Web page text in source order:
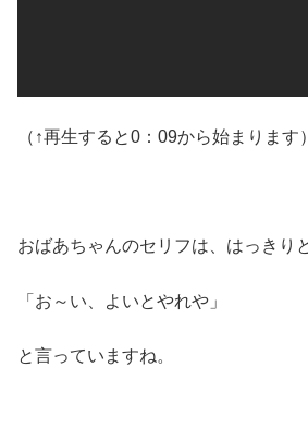
（↑再生すると0：09から始まります）
おばあちゃんのセリフは、はっきり
「お～い、よいとやれや」
と言っていますね。